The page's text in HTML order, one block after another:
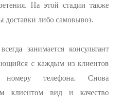
На этой стадии также
доставки либо самовывоз.
занимается консультант
с каждым из клиентов
номеру телефона. Снова
клиентом вид и качество